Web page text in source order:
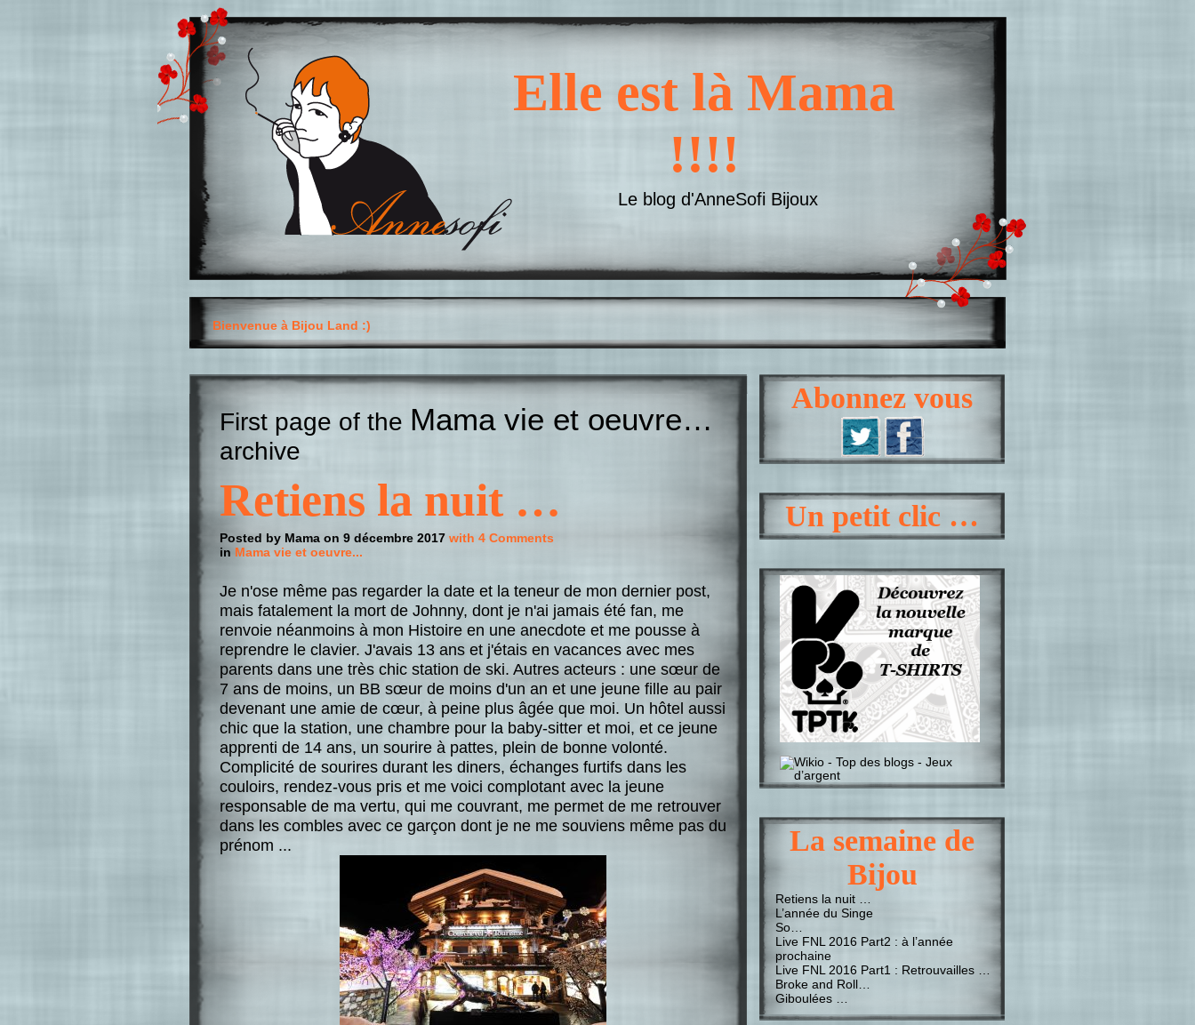
Elle est là Mama
!!!!
Le blog d'AnneSofi Bijoux
Bienvenue à Bijou Land :)
First page of the Mama vie et oeuvre…
archive
Retiens la nuit …
Posted by Mama on 9 décembre 2017 with 4 Comments
in Mama vie et oeuvre...
Je n'ose même pas regarder la date et la teneur de mon dernier post,
mais fatalement la mort de Johnny, dont je n'ai jamais été fan, me
renvoie néanmoins à mon Histoire en une anecdote et me pousse à
reprendre le clavier. J'avais 13 ans et j'étais en vacances avec mes
parents dans une très chic station de ski. Autres acteurs : une sœur de
7 ans de moins, un BB sœur de moins d'un an et une jeune fille au pair
devenant une amie de cœur, à peine plus âgée que moi. Un hôtel aussi
chic que la station, une chambre pour la baby-sitter et moi, et ce jeune
apprenti de 14 ans, un sourire à pattes, plein de bonne volonté.
Complicité de sourires durant les diners, échanges furtifs dans les
couloirs, rendez-vous pris et me voici complotant avec la jeune
responsable de ma vertu, qui me couvrant, me permet de me retrouver
dans les combles avec ce garçon dont je ne me souviens même pas du
prénom ...
Abonnez vous
Un petit clic …
La semaine de
Bijou
Retiens la nuit …
L’année du Singe
So…
Live FNL 2016 Part2 : à l’année
prochaine
Live FNL 2016 Part1 : Retrouvailles …
Broke and Roll…
Giboulées …